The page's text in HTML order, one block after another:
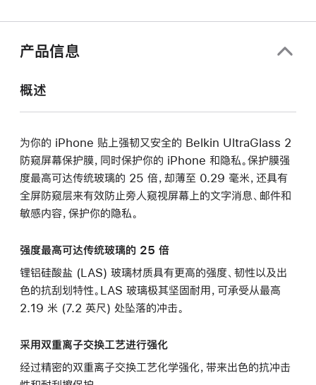
产品信息
概述
为你的 iPhone 贴上强韧又安全的 Belkin UltraGlass 2
防窥屏幕保护膜，同时保护你的 iPhone 和隐私。保护膜强
度最高可达传统玻璃的 25 倍，却薄至 0.29 毫米，还具有
全屏防窥层来有效防止旁人窥视屏幕上的文字消息、邮件和
敏感内容，保护你的隐私。
强度最高可达传统玻璃的 25 倍
锂铝硅酸盐 (LAS) 玻璃材质具有更高的强度、韧性以及出
色的抗刮划特性。LAS 玻璃极其坚固耐用，可承受从最高
2.19 米 (7.2 英尺) 处坠落的冲击。
采用双重离子交换工艺进行强化
经过精密的双重离子交换工艺化学强化，带来出色的抗冲击